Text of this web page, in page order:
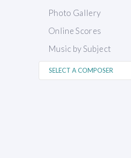
Photo Gallery
Online Scores
Music by Subject